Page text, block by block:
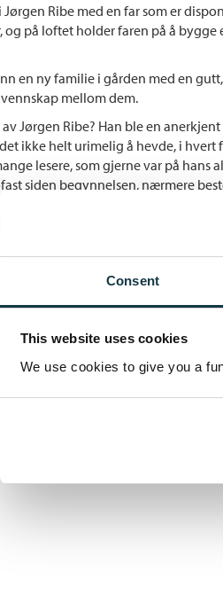
Consent
This website uses cookies
We use cookies to give you a
Ribe med en far som er
og på loftet holder faren på å bygge
en ny familie i gården med en
mellom dem.
Jørgen Ribe? Han ble en
ikke helt urimelig å hevde, i hvert
lesere, som gjerne var på hans
siden begynnelsen, nærmere
siden romanen
hverken mer eller mindre, men
til sekstitallet i Oslo, og som
litterært, i den rekkefølgen, for sant
publikum og kritikere var skjønt
halvliter og stille det klassiske
med hovedpersonen? En stund var
sted for en forfatter.»